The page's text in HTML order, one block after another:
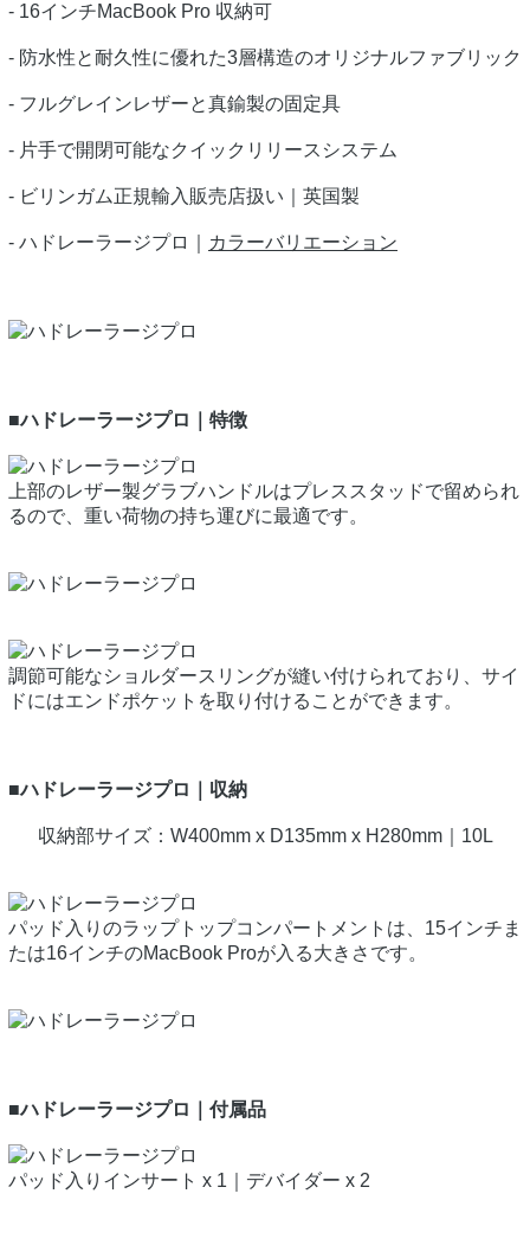
- 16インチMacBook Pro 収納可
- 防水性と耐久性に優れた3層構造のオリジナルファブリック
- フルグレインレザーと真鍮製の固定具
- 片手で開閉可能なクイックリリースシステム
- ビリンガム正規輸入販売店扱い｜英国製
- ハドレーラージプロ｜ カラーバリエーション
■ハドレーラージプロ｜特徴
上部のレザー製グラブハンドルはプレススタッドで留められ
るので、重い荷物の持ち運びに最適です。
調節可能なショルダースリングが縫い付けられており、サイ
ドにはエンドポケットを取り付けることができます。
■ハドレーラージプロ｜収納
収納部サイズ：W400mm x D135mm x H280mm｜10L
パッド入りのラップトップコンパートメントは、15インチま
たは16インチのMacBook Proが入る大きさです。
■ハドレーラージプロ｜付属品
パッド入りインサート x 1｜デバイダー x 2